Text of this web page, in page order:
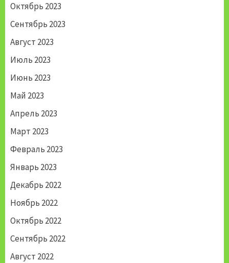
Октябрь 2023
Сентябрь 2023
Август 2023
Июль 2023
Июнь 2023
Май 2023
Апрель 2023
Март 2023
Февраль 2023
Январь 2023
Декабрь 2022
Ноябрь 2022
Октябрь 2022
Сентябрь 2022
Август 2022